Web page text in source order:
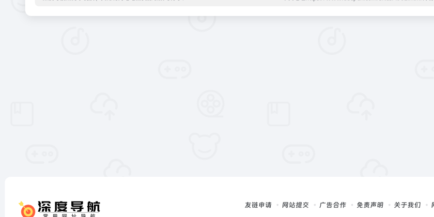
友链申请 网站提交 广告合作 免责声明 关于我们